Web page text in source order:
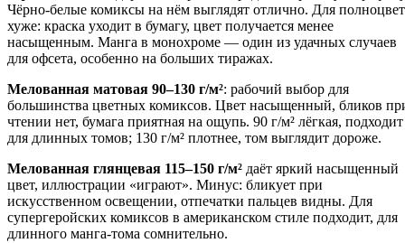
Чёрно-белые комиксы на нём выглядят отлично. Для
хуже: краска уходит в бумагу, цвет получается менее
насыщенным. Манга в монохроме — один из удачных случаев
для офсета, особенно на больших тиражах.
Мелованная матовая 90–130 г/м²: рабочий выбор для
большинства цветных комиксов. Цвет насыщенный, бликов
чтении нет, бумага приятная на ощупь. 90 г/м² лёгкая, подходит
для длинных томов; 130 г/м² плотнее, том выглядит дороже.
Мелованная глянцевая 115–150 г/м² даёт яркий насыщенный
цвет, иллюстрации «играют». Минус: бликует при
искусственном освещении, отпечатки пальцев видны. Для
супергеройских комиксов в американском стиле подходит, для
длинного манга-тома сомнительно.